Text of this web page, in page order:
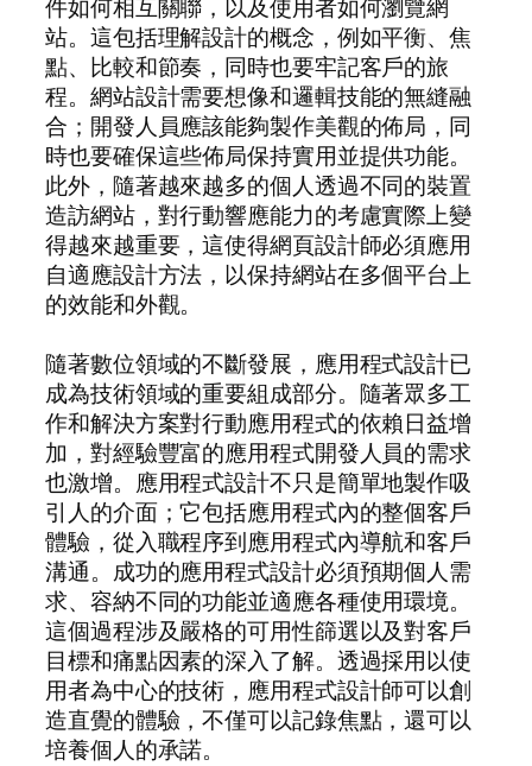
件如何相互關聯，以及使用者如何瀏覽網
站。這包括理解設計的概念，例如平衡、焦
點、比較和節奏，同時也要牢記客戶的旅
程。網站設計需要想像和邏輯技能的無縫融
合；開發人員應該能夠製作美觀的佈局，同
時也要確保這些佈局保持實用並提供功能。
此外，隨著越來越多的個人透過不同的裝置
造訪網站，對行動響應能力的考慮實際上變
得越來越重要，這使得網頁設計師必須應用
自適應設計方法，以保持網站在多個平台上
的效能和外觀。
隨著數位領域的不斷發展，應用程式設計已
成為技術領域的重要組成部分。隨著眾多工
作和解決方案對行動應用程式的依賴日益增
加，對經驗豐富的應用程式開發人員的需求
也激增。應用程式設計不只是簡單地製作吸
引人的介面；它包括應用程式內的整個客戶
體驗，從入職程序到應用程式內導航和客戶
溝通。成功的應用程式設計必須預期個人需
求、容納不同的功能並適應各種使用環境。
這個過程涉及嚴格的可用性篩選以及對客戶
目標和痛點因素的深入了解。透過採用以使
用者為中心的技術，應用程式設計師可以創
造直覺的體驗，不僅可以記錄焦點，還可以
培養個人的承諾。